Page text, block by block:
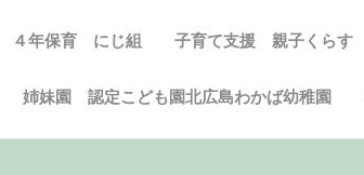
子育て支援 親子くらす
４年保育 にじ組
姉妹園 認定こども園北広島わかば幼稚園